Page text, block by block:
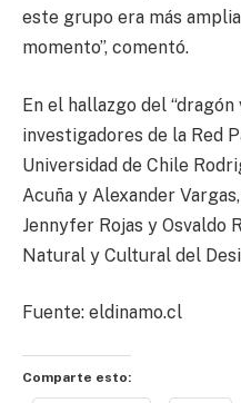
este grupo era más
momento”, comentó.
En el hallazgo del
investigadores de la Red
Universidad de Chile
Acuña y Alexander
Jennyfer Rojas y Osvaldo
Natural y Cultural del
Fuente: eldinamo.cl
Comparte esto: